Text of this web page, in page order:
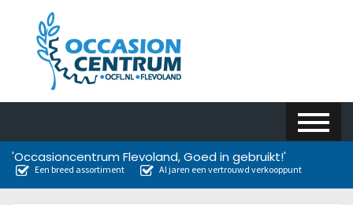
'Occasioncentrum Flevoland, Goed in gebruikt!'
Een breed assortiment Al jaren een vertrouwd verkooppunt